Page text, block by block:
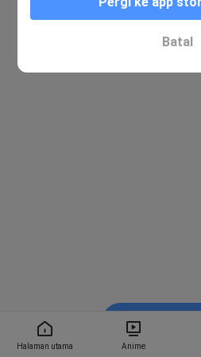
Halaman utama Anime
Nonton di
Batal